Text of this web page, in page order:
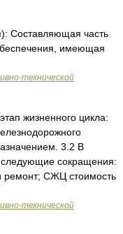
Составляющая часть
имеющая
технической
жизненного цикла:
3.2 В
сокращения:
ремонт; СЖЦ стоимость
технической